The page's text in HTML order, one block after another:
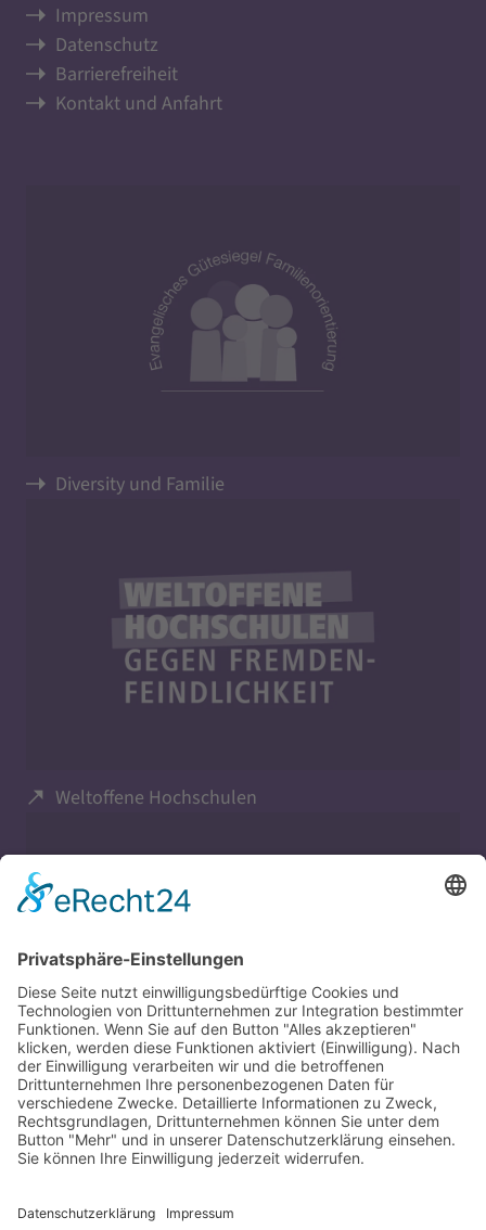
Impressum
Datenschutz
Barrierefreiheit
Kontakt und Anfahrt
Diversity und Familie
Weltoffene Hochschulen
Evangelisch in Bayern